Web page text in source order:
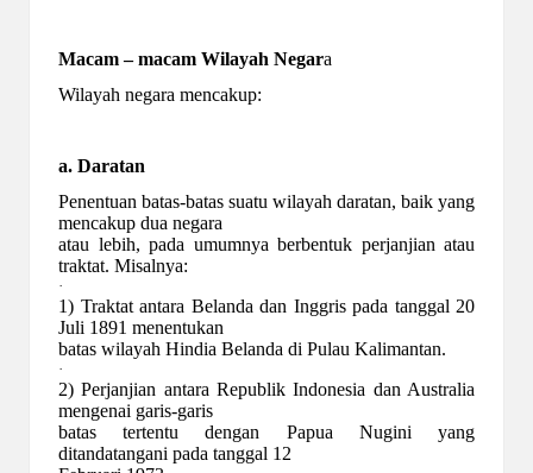
Macam – macam Wilayah Negara
Wilayah negara mencakup:
a. Daratan
Penentuan batas-batas suatu wilayah daratan, baik yang
mencakup dua negara
atau lebih, pada umumnya berbentuk perjanjian atau
traktat. Misalnya:
·
1) Traktat antara Belanda dan Inggris pada tanggal 20
Juli 1891 menentukan
batas wilayah Hindia Belanda di Pulau Kalimantan.
·
2) Perjanjian antara Republik Indonesia dan Australia
mengenai garis-garis
batas tertentu dengan Papua Nugini yang
ditandatangani pada tanggal 12